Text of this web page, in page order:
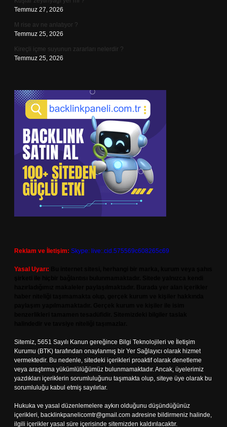
Temmuz 27, 2026
M rise av ne anlatıyor ?
Temmuz 25, 2026
Kireçli içme suyunun zararları nelerdir ?
Temmuz 25, 2026
Reklam ve İletişim: Skype: live:.cid.575569c608265c69
Yasal Uyarı:
Sitemiz, 5651 Sayılı Kanun gereğince Bilgi Teknolojileri ve İletişim
Kurumu (BTK) tarafından onaylanmış bir Yer Sağlayıcı olarak hizmet
vermektedir. Bu nedenle, sitedeki içerikleri proaktif olarak denetleme
veya araştırma yükümlülüğümüz bulunmamaktadır. Ancak, üyelerimiz
yazdıkları içeriklerin sorumluluğunu taşımakta olup, siteye üye olarak bu
sorumluluğu kabul etmiş sayılırlar.
Hukuka ve yasal düzenlemelere aykırı olduğunu düşündüğünüz
içerikleri, backlinkpanelicomtr@gmail.com adresine bildirmeniz halinde,
ilgili içerikler yasal süre içerisinde sitemizden kaldırılacaktır.